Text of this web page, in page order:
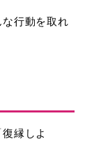
行動を取れ
縁しよ